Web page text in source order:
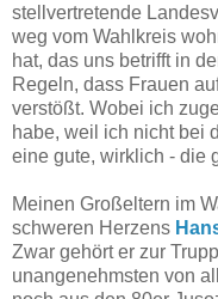
stellvertretende
weg vom Wahlkreis
hat, das uns betrifft in
Regeln, dass Frauen
verstößt. Wobei ich
habe, weil ich nicht bei
eine gute, wirklich - die
Meinen Großeltern im
schweren Herzens
Zwar gehört er zur
unangenehmsten von